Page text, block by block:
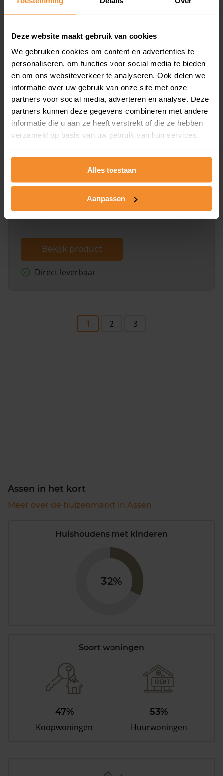
Deze website maakt gebruik van cookies
We gebruiken cookies om content en advertenties te
personaliseren, om functies voor social media te bieden
en om ons websiteverkeer te analyseren. Ook delen we
informatie over uw gebruik van onze site met onze
partners voor social media, adverteren en analyse. Deze
partners kunnen deze gegevens combineren met andere
informatie die u aan ze heeft verstrekt of die ze hebben
verzameld op basis van uw gebruik van hun services.
Alles toestaan
Aanpassen
Bekijk product
Direct leverbaar
Een uitgebreid overzicht van het perceel en
dit inclusief de luchtfoto!
Bekijk product
Direct leverbaar
1 2 3
Assen in het kort
Meer over de huizenmarkt in Assen
Huishoudens met kinderen
32%
Soort woningen
47%
Koopwoningen
53%
Huurwoningen